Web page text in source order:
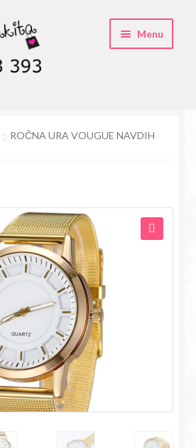
Menu
ROČNA URA VOUGUE NAVDIH